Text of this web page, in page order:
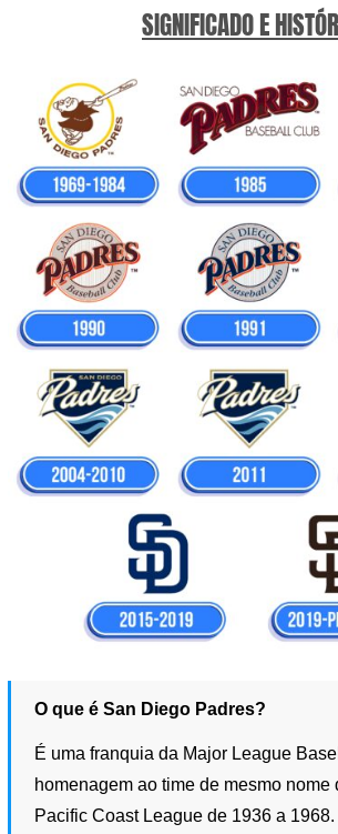
SIGNIFICADO E
O que é San Diego Padres?
É uma franquia da Major League
homenagem ao time de mesmo nome
Pacific Coast League de 1936 a